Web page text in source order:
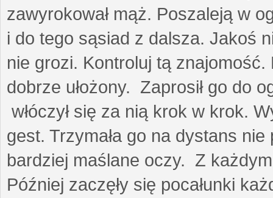
zawyrokował mąż. Poszaleją w
i do tego sąsiad z dalsza. Jakoś
nie grozi. Kontroluj tą
dobrze ułożony. Zaprosił go do
włóczył się za nią krok w krok.
gest. Trzymała go na dystans
bardziej maślane oczy. Z
Później zaczęły się pocałunki